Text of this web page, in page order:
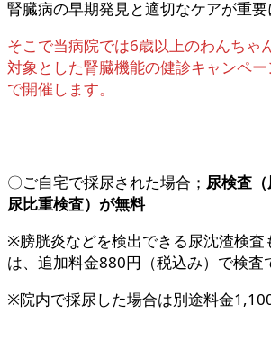
腎臓病の早期発見と適切なケアが重要
そこで当病院では6歳以上のわんちゃ
対象とした腎臓機能の健診キャンペ
で開催します。
〇ご自宅で採尿された場合； 尿検査
尿比重検査）が無料
※膀胱炎などを検出できる尿沈渣検査
は、追加料金880円（税込み）で検査
※院内で採尿した場合は別途料金1,100